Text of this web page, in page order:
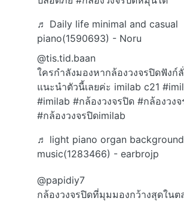
♬ Daily life minimal and casual
piano(1590693) - Noru
@tis.tid.baan
ใครกำลังมองหากล้องวงจรปิดฟังก์
แนะนำตัวนี้เลยค่ะ imilab c21
#imilab #กล้องวงจรปิด #กล้องวง
#กล้องวงจรปิดimilab
♬ light piano organ background
music(1283466) - earbrojp
@papidiy7
กล้องวงจรปิดที่มุมมองกว้างสุดในต